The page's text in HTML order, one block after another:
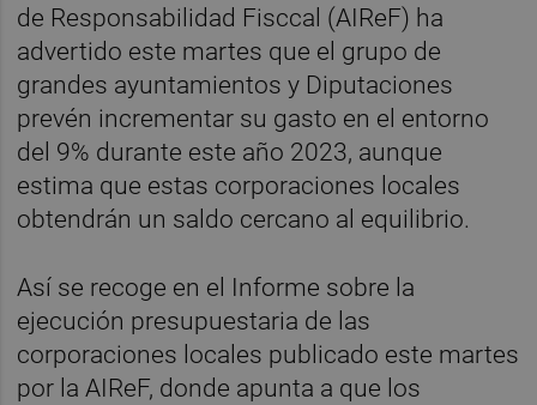
de Responsabilidad Fisccal (AIReF) ha
advertido este martes que el grupo de
grandes ayuntamientos y Diputaciones
prevén incrementar su gasto en el entorno
del 9% durante este año 2023, aunque
estima que estas corporaciones locales
obtendrán un saldo cercano al equilibrio.
Así se recoge en el Informe sobre la
ejecución presupuestaria de las
corporaciones locales publicado este martes
por la AIReF, donde apunta a que los